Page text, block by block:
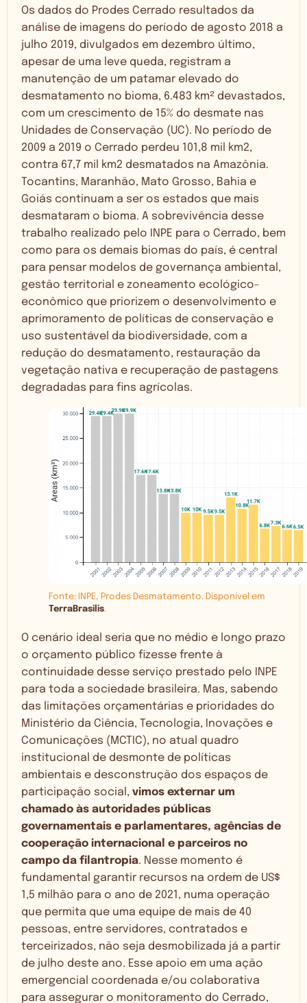
Os dados do Prodes Cerrado resultados da
análise de imagens do período de agosto 2018 a
julho 2019, divulgados em dezembro último,
apesar de uma leve queda, registram a
manutenção de um patamar elevado do
desmatamento no bioma, 6.483 km² devastados,
com um crescimento de 15% do desmate nas
Unidades de Conservação (UC). No período de
2009 a 2019 o Cerrado perdeu 101,8 mil km2,
contra 67,7 mil km2 desmatados na Amazônia.
Tocantins, Maranhão, Mato Grosso, Bahia e
Goiás continuam a ser os estados que mais
desmataram o bioma. A sobrevivência desse
trabalho realizado pelo INPE para o Cerrado, bem
como para os demais biomas do país, é central
para pensar modelos de governança ambiental,
gestão territorial e zoneamento ecológico-
econômico que priorizem o desenvolvimento e
aprimoramento de políticas de conservação e
uso sustentável da biodiversidade, com a
redução do desmatamento, restauração da
vegetação nativa e recuperação de pastagens
degradadas para fins agrícolas.
Fonte: INPE, Prodes Desmatamento. Disponível em
TerraBrasilis.
O cenário ideal seria que no médio e longo prazo
o orçamento público fizesse frente à
continuidade desse serviço prestado pelo INPE
para toda a sociedade brasileira. Mas, sabendo
das limitações orçamentárias e prioridades do
Ministério da Ciência, Tecnologia, Inovações e
Comunicações (MCTIC), no atual quadro
institucional de desmonte de políticas
ambientais e desconstrução dos espaços de
participação social, vimos externar um
chamado às autoridades públicas
governamentais e parlamentares, agências de
cooperação internacional e parceiros no
campo da filantropia. Nesse momento é
fundamental garantir recursos na ordem de US$
1,5 milhão para o ano de 2021, numa operação
que permita que uma equipe de mais de 40
pessoas, entre servidores, contratados e
terceirizados, não seja desmobilizada já a partir
de julho deste ano. Esse apoio em uma ação
emergencial coordenada e/ou colaborativa
para assegurar o monitoramento do Cerrado,